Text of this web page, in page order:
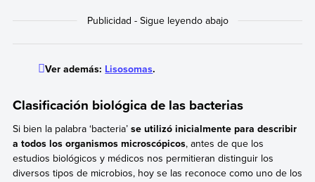
Ver además: Lisosomas.
Clasificación biológica de las bacterias
Si bien la palabra ‘bacteria’ se utilizó inicialmente para describir
a todos los organismos microscópicos, antes de que los
estudios biológicos y médicos nos permitieran distinguir los
diversos tipos de microbios, hoy se las reconoce como uno de los